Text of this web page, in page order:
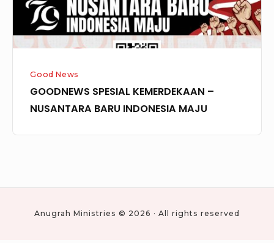
MAJU
Good News
GOODNEWS SPESIAL KEMERDEKAAN –
NUSANTARA BARU INDONESIA MAJU
Anugrah Ministries © 2026 · All rights reserved